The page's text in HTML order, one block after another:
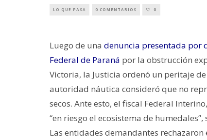
LO QUE PASA 0 COMENTARIOS 0
Luego de una denuncia presentada por
Federal de Paraná por la obstrucción
Victoria, la Justicia ordenó un peritaje
autoridad náutica consideró que no
secos. Ante esto, el fiscal Federal
“en riesgo el ecosistema de
Las entidades demandantes